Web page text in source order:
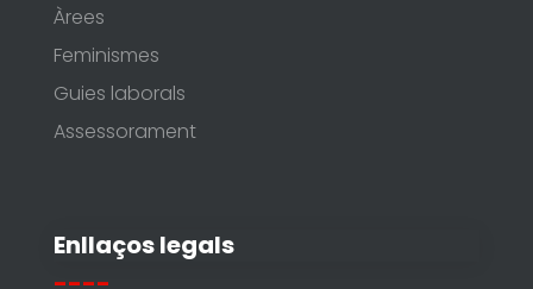
Àrees
Feminismes
Guies laborals
Assessorament
Enllaços legals